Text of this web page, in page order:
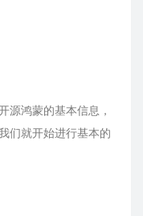
源鸿蒙的基本信息，
们就开始进行基本的